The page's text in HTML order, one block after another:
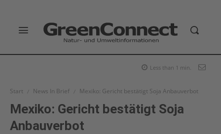
Less than 1 min.
Start News In Brief Mexiko: Gericht bestätigt Soja Anbauverbot
Mexiko: Gericht bestätigt Soja
Anbauverbot